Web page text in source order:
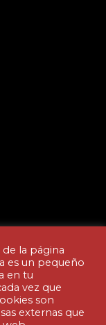
la página
es un pequeño
en tu
vez que
son
externas que